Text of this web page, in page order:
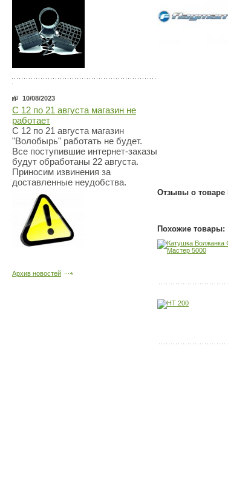
10/08/2023
С 12 по 21 августа магазин не
работает
С 12 по 21 августа магазин
"Волобырь" работать не будет.
Все поступившие интернет-заказы
будут обработаны 22 августа.
Приносим извинения за
доставленные неудобства.
Архив новостей
Отзывы о товаре
Похожие товары: